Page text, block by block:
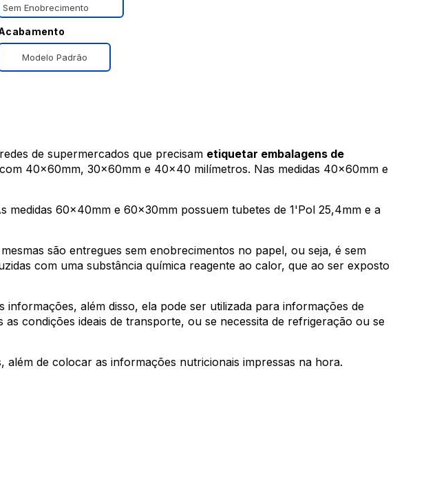
Sem Enobrecimento
Modelo Padrão
de supermercados que precisam etiquetar embalagens de
40x60mm, 30x60mm e 40x40 milímetros. Nas medidas 40x60mm e
medidas 60x40mm e 60x30mm possuem tubetes de 1'Pol 25,4mm e a
são entregues sem enobrecimentos no papel, ou seja, é sem
com uma substância química reagente ao calor, que ao ser exposto
além disso, ela pode ser utilizada para informações de
condições ideais de transporte, ou se necessita de refrigeração ou se
além de colocar as informações nutricionais impressas na hora.